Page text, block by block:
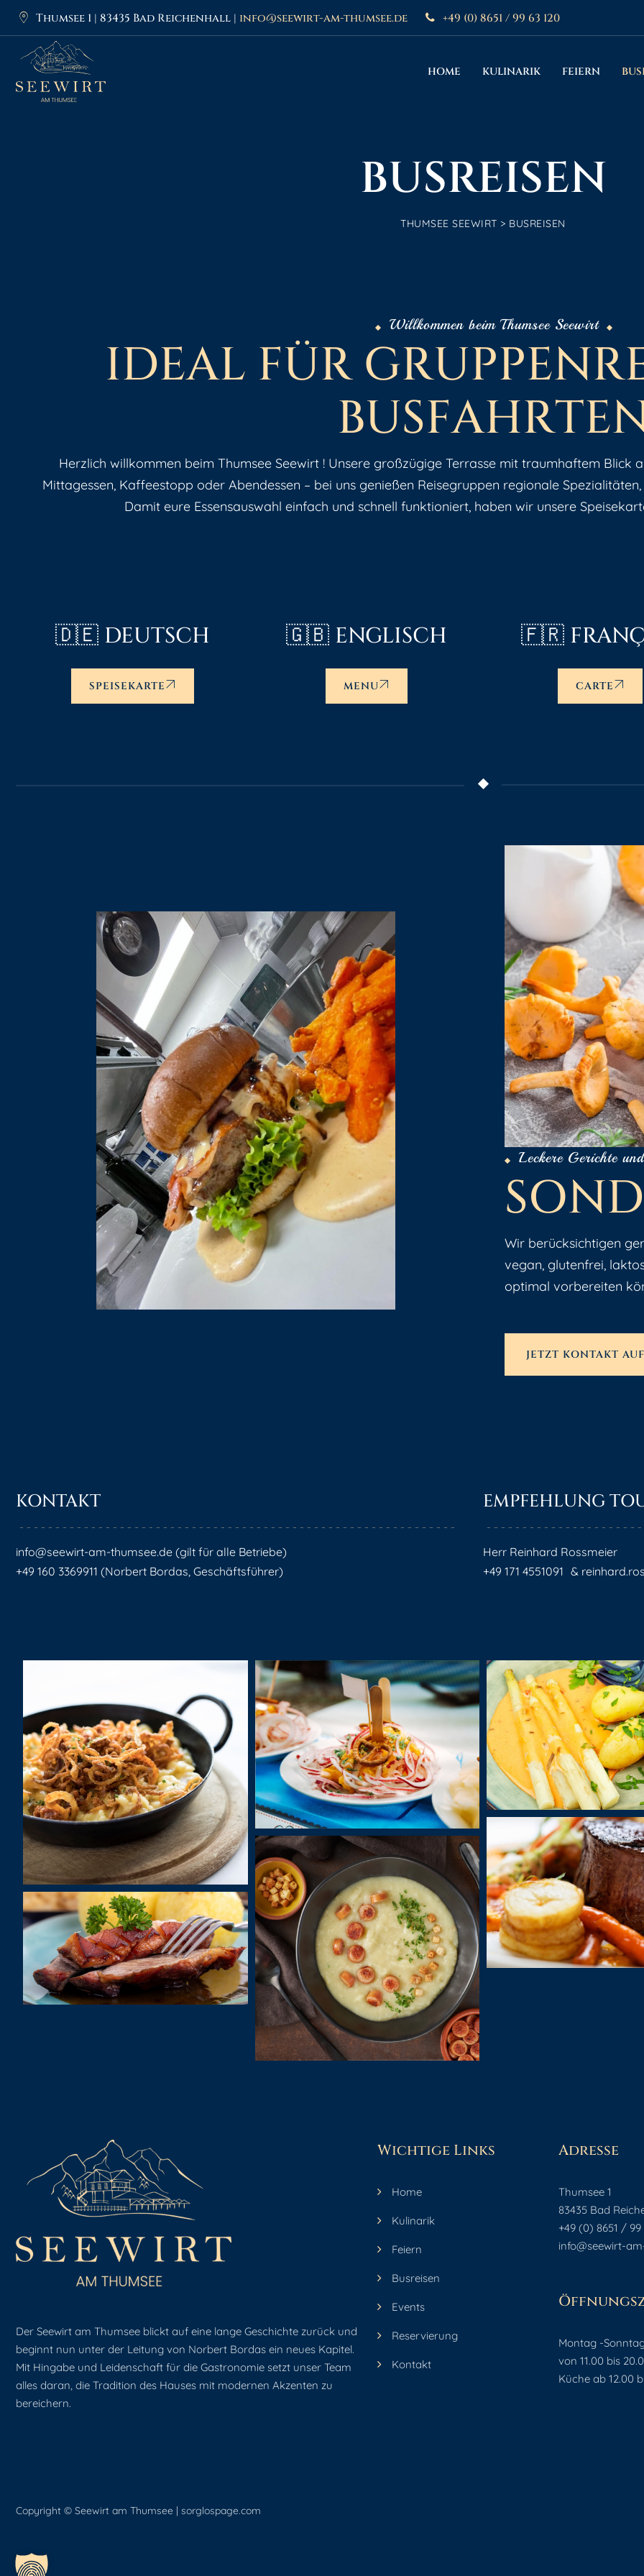
Thumsee 1 | 83435 Bad Reichenhall | info@seewirt-am-thumsee.de +49 (0) 8651 / 99 63 120
HOME KULINARIK FEIERN
BUSREISEN
THUMSEE SEEWIRT > BUSREISEN
Willkommen beim Thumsee Seewirt
IDEAL FÜR GRUPPENR
BUSFAHRTE
Herzlich willkommen beim Thumsee Seewirt ! Unsere großzügige Terrasse mit traumhaftem Blick
Mittagessen, Kaffeestopp oder Abendessen – bei uns genießen Reisegruppen regionale
Damit eure Essensauswahl einfach und schnell funktioniert, haben wir unsere
🇩🇪 DEUTSCH
SPEISEKARTE
🇬🇧 ENGLISCH
MENU
🇫🇷
CARTE
Leckere Gerichte
SOND
Wir berücksichtigen
vegan, glutenfrei,
optimal vorbereiten
JETZT KONTAKT
KONTAKT
info@seewirt-am-thumsee.de (gilt für alle Betriebe)
+49 160 3369911 (Norbert Bordas, Geschäftsführer)
EMPFEHLUNG
Herr Reinhard Rossmeier
+49 171 4551091 &
Der Seewirt am Thumsee blickt auf eine lange Geschichte zurück und
beginnt nun unter der Leitung von Norbert Bordas ein neues Kapitel.
Mit Hingabe und Leidenschaft für die Gastronomie setzt unser Team
alles daran, die Tradition des Hauses mit modernen Akzenten zu
bereichern.
Wichtige Links
Home
Kulinarik
Feiern
Busreisen
Events
Reservierung
Kontakt
Adresse
Thumsee 1
83435 Bad
+49 (0) 8651 / 99
info@seewirt-
Montag -
von 11.00 bis
Küche ab 12.00
Copyright © Seewirt am Thumsee | sorglospage.com